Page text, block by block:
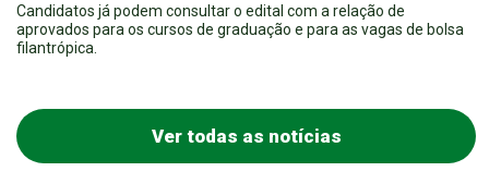
Candidatos já podem consultar o edital com a relação de
aprovados para os cursos de graduação e para as vagas de bolsa
filantrópica.
Ver todas as notícias